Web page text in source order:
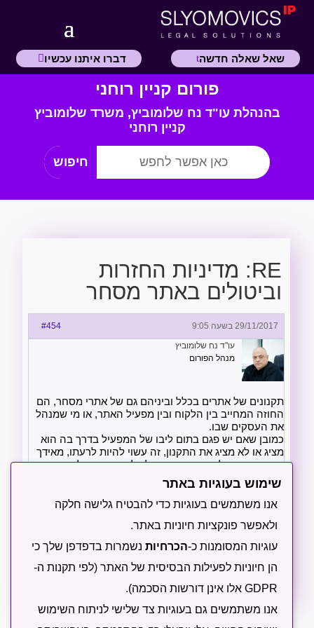
דברו איתנו עכשיו שאל שאלה חדשה
פורום קניין רוחני
בהנהלת עו"ד נח שלומוביץ, משרד שלומוביץ
קניין רוחני
RE: מדיניות החזרות
וביטולים באתר מסחר
29/11/2017 בשעה 9:05
#454
עו"ד נח שלומוביץ
מנהל הפורום
תקנונים של אתרים בכלל וביניהם גם של אתרי מסחר, הם
החוזה המחייב בין הלקוח ובין מפעיל האתר, או מי שמנהל
את העסקים שבו.
כמובן שאם יש פגם בתום ליבו של המפעיל בדרך בה הוא
מציג או לא מציג את התקנון, זה עשוי להיות לרעתו, מאידך
אם יש הפניה לתקנון תמיד מומלץ לבדוק אותו ולראות מה
דבר נוסף, החזרת מוצרים מעוגנת בחוקי הגנת הצרכן, ולכן
אם ההוראה שבתקנון סותרת את החוק אזי החוק גובר, ולכן
כפי שמפורסמים במספר מקומו בין השאר באתר הרשות
להגנת הצרכן.
שימוש בעוגיות באתר
אנו משתמשים בעוגיות כדי להבטיח גלישה חלקה
ולאפשר פונקציות חיוניות באתר.
עוגיות המסומנות כ-הכרחיותנשמרות בדפדפן שלך כי
הן חיוניות לפעילות הבסיסית של האתר (לפי תקנות ה-
GDPR אלו אינן דורשות הסכמה).
אנו משתמשים גם בעוגיות צד שלישי לניתוח השימוש